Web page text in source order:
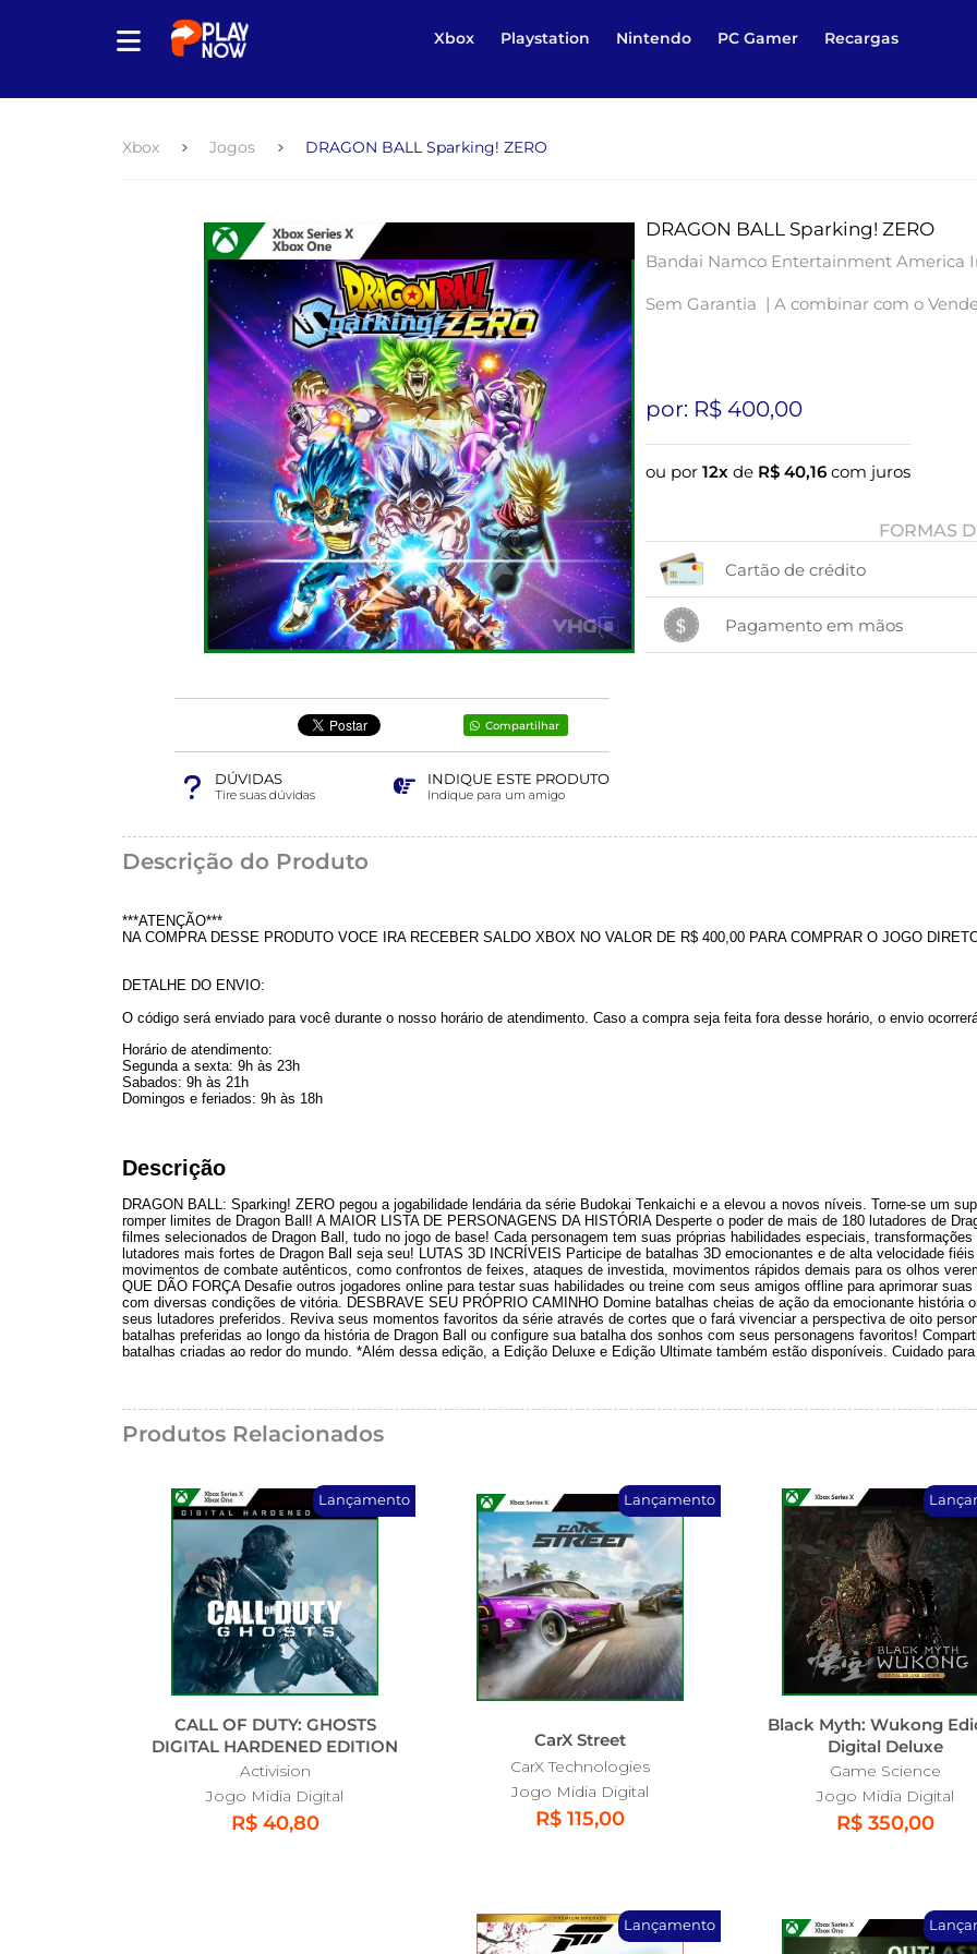
Xbox Playstation Nintendo PC Gamer Recargas
Xbox Jogos DRAGON BALL Sparking! ZERO
Compartilhar
DÚVIDAS
Tire suas dúvidas
INDIQUE ESTE PRODUTO
Indique para um amigo
DRAGON BALL Sparking! ZERO
Bandai Namco Entertainment America
Sem Garantia | A combinar com o
por: R$ 400,00
ou por 12x de R$ 40,16 com juros
FORMAS
Cartão de crédito
2x com juros de R$ 209,02
3x com juros de R$ 141,39
Pagamento em mãos
Descrição do Produto
***ATENÇÃO***
NA COMPRA DESSE PRODUTO VOCE IRA RECEBER SALDO XBOX NO VALOR DE R$ 400,00 PARA COMPRAR O JOGO
DETALHE DO ENVIO:
O código será enviado para você durante o nosso horário de atendimento. Caso a compra seja feita fora desse horário, o envio
Horário de atendimento:
Segunda a sexta: 9h às 23h
Sabados: 9h às 21h
Domingos e feriados: 9h às 18h
Descrição
DRAGON BALL: Sparking! ZERO pegou a jogabilidade lendária da série Budokai Tenkaichi e a elevou a novos níveis. Torne-se um
romper limites de Dragon Ball! A MAIOR LISTA DE PERSONAGENS DA HISTÓRIA Desperte o poder de mais de 180 lutadores de
filmes selecionados de Dragon Ball, tudo no jogo de base! Cada personagem tem suas próprias habilidades especiais,
lutadores mais fortes de Dragon Ball seja seu! LUTAS 3D INCRÍVEIS Participe de batalhas 3D emocionantes e de alta velocidade
movimentos de combate autênticos, como confrontos de feixes, ataques de investida, movimentos rápidos demais para os olhos
QUE DÃO FORÇA Desafie outros jogadores online para testar suas habilidades ou treine com seus amigos offline para aprimorar
com diversas condições de vitória. DESBRAVE SEU PRÓPRIO CAMINHO Domine batalhas cheias de ação da emocionante história
seus lutadores preferidos. Reviva seus momentos favoritos da série através de cortes que o fará vivenciar a perspectiva de oito
batalhas preferidas ao longo da história de Dragon Ball ou configure sua batalha dos sonhos com seus personagens favoritos!
batalhas criadas ao redor do mundo. *Além dessa edição, a Edição Deluxe e Edição Ultimate também estão disponíveis. Cuidado
Produtos Relacionados
Lançamento
CALL OF DUTY: GHOSTS
DIGITAL HARDENED EDITION
Activision
Jogo Midia Digital
R$ 40,80
Lançamento
CarX Street
CarX Technologies
Jogo Midia Digital
R$ 115,00
Black Myth: Wukong
Digital Deluxe
Game Science
Jogo Midia Digital
R$ 350,00
Lançamento